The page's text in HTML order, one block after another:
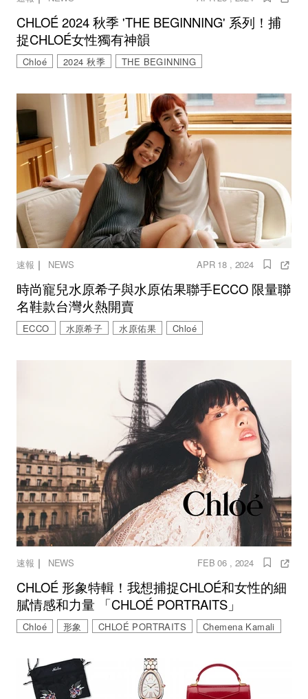
CHLOÉ 2024 秋季 'THE BEGINNING' 系列！捕
捉CHLOÉ女性獨有神韻
Chloé 2024 秋季 THE BEGINNING
速報 ｜ NEWS APR 18 , 2024
時尚寵兒水原希子與水原佑果聯手ECCO 限量聯
名鞋款台灣火熱開賣
ECCO 水原希子 水原佑果 Chloé
速報 ｜ NEWS FEB 06 , 2024
CHLOÉ 形象特輯！我想捕捉CHLOÉ和女性的細
膩情感和力量 「CHLOÉ PORTRAITS」
Chloé 形象 CHLOÉ PORTRAITS Chemena Kamali